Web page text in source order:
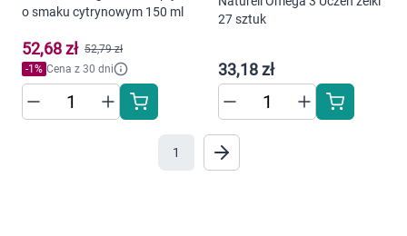
Korzystamy z plików cookies w celu
dostosowania zawartości serwisu do Twoich
preferencji. Więcej informacji znajdziesz w
polityce prywatności
Kosmetyki
Mężczyzna
o smaku cytrynowym 150 ml
52,68 zł 52,79 zł
-1 % Cena z 30 dni
27 sztuk
33,18 zł
1